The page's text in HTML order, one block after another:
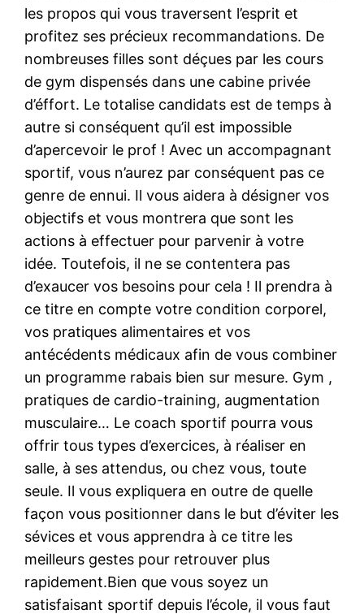
les propos qui vous traversent l’esprit et
profitez ses précieux recommandations. De
nombreuses filles sont déçues par les cours
de gym dispensés dans une cabine privée
d’éffort. Le totalise candidats est de temps à
autre si conséquent qu’il est impossible
d’apercevoir le prof ! Avec un accompagnant
sportif, vous n’aurez par conséquent pas ce
genre de ennui. Il vous aidera à désigner vos
objectifs et vous montrera que sont les
actions à effectuer pour parvenir à votre
idée. Toutefois, il ne se contentera pas
d’exaucer vos besoins pour cela ! Il prendra à
ce titre en compte votre condition corporel,
vos pratiques alimentaires et vos
antécédents médicaux afin de vous combiner
un programme rabais bien sur mesure. Gym ,
pratiques de cardio-training, augmentation
musculaire… Le coach sportif pourra vous
offrir tous types d’exercices, à réaliser en
salle, à ses attendus, ou chez vous, toute
seule. Il vous expliquera en outre de quelle
façon vous positionner dans le but d’éviter les
sévices et vous apprendra à ce titre les
meilleurs gestes pour retrouver plus
rapidement.Bien que vous soyez un
satisfaisant sportif depuis l’école, il vous faut